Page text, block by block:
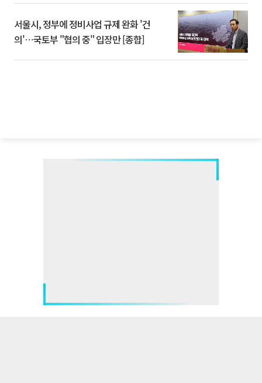
서울시, 정부에 정비사업 규제 완화 '건
의'⋯국토부 "협의 중" 입장만 [종합]